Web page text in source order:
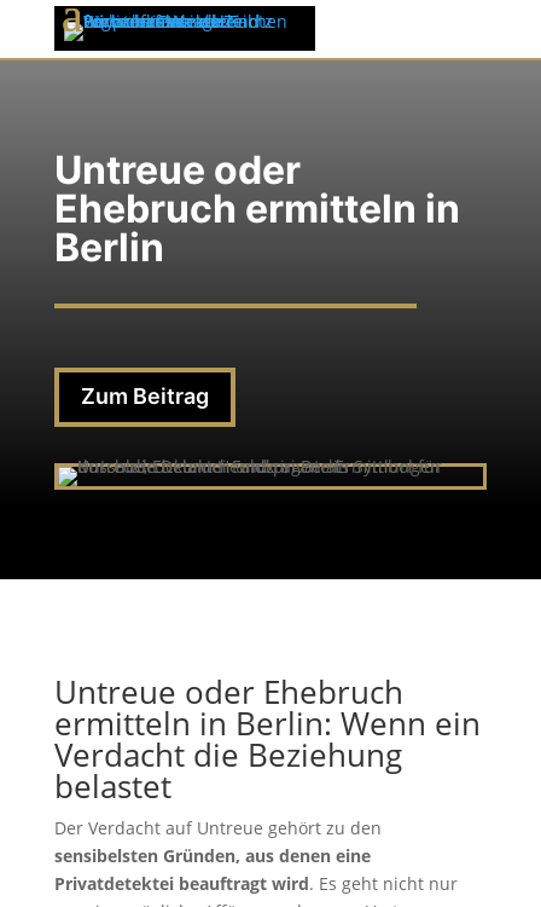
Untreue oder
Ehebruch ermitteln in
Berlin
Zum Beitrag
Untreue oder Ehebruch
ermitteln in Berlin: Wenn ein
Verdacht die Beziehung
belastet
Der Verdacht auf Untreue gehört zu den
sensibelsten Gründen, aus denen eine
Privatdetektei beauftragt wird. Es geht nicht nur